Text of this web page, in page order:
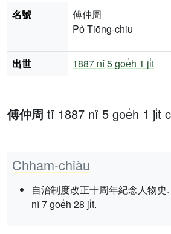
傅仲周 tī 1887 nî 5 goe̍h 1 ji̍t
Chham-chiàu
自治制度改正十周年紀念人物史
nî 7 goe̍h 28 ji̍t.
名號
傅仲周
Pò͘ Tiōng-chiu
出世 1887 nî5 goe̍h 1 ji̍t